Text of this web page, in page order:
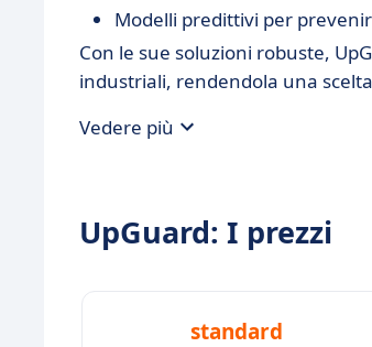
Modelli predittivi per
Con le sue soluzioni robuste,
industriali, rendendola una
Vedere più
UpGuard: I prezzi
standard